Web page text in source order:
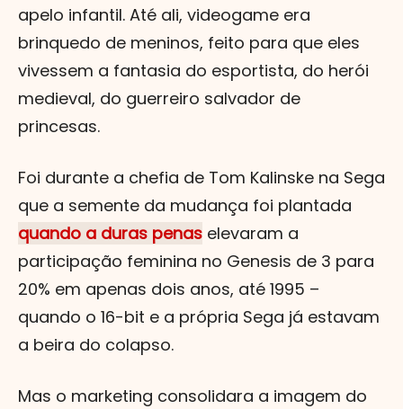
apelo infantil. Até ali, videogame era
brinquedo de meninos, feito para que eles
vivessem a fantasia do esportista, do herói
medieval, do guerreiro salvador de
princesas.
Foi durante a chefia de Tom Kalinske na Sega
que a semente da mudança foi plantada
quando a duras penas elevaram a
participação feminina no Genesis de 3 para
20% em apenas dois anos, até 1995 –
quando o 16-bit e a própria Sega já estavam
a beira do colapso.
Mas o marketing consolidara a imagem do